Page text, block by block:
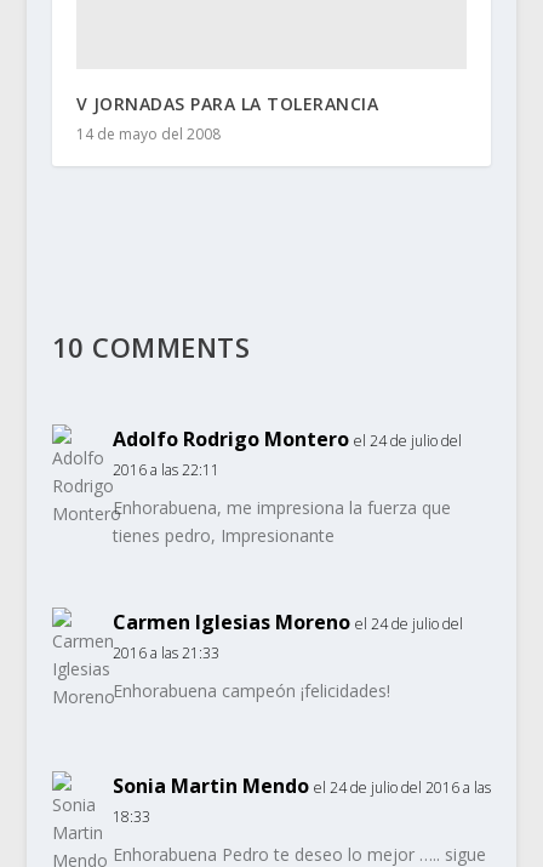
V JORNADAS PARA LA TOLERANCIA
14 de mayo del 2008
10 COMMENTS
Adolfo Rodrigo Montero el 24 de julio del
2016 a las 22:11
Enhorabuena, me impresiona la fuerza que
tienes pedro, Impresionante
Carmen Iglesias Moreno el 24 de julio del
2016 a las 21:33
Enhorabuena campeón ¡felicidades!
Sonia Martin Mendo el 24 de julio del 2016 a las
18:33
Enhorabuena Pedro te deseo lo mejor ….. sigue